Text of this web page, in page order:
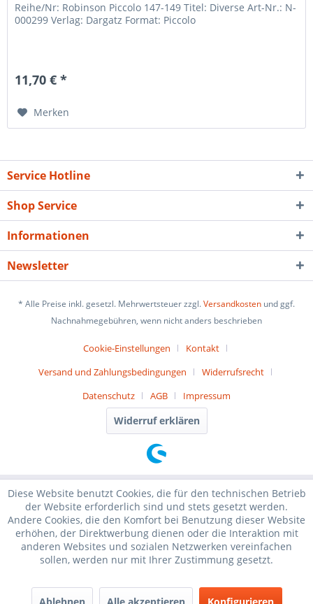
Reihe/Nr: Robinson Piccolo 147-149 Titel: Diverse Art-Nr.: N-
000299 Verlag: Dargatz Format: Piccolo
11,70 € *
Merken
Service Hotline
Shop Service
Informationen
Newsletter
* Alle Preise inkl. gesetzl. Mehrwertsteuer zzgl.Versandkosten und ggf.
Nachnahmegebühren, wenn nicht anders beschrieben
Cookie-Einstellungen
Kontakt
Versand und Zahlungsbedingungen
Widerrufsrecht
Datenschutz
AGB Impressum
Widerruf erklären
Diese Website benutzt Cookies, die für den technischen Betrieb
der Website erforderlich sind und stets gesetzt werden.
Andere Cookies, die den Komfort bei Benutzung dieser Website
erhöhen, der Direktwerbung dienen oder die Interaktion mit
anderen Websites und sozialen Netzwerken vereinfachen
sollen, werden nur mit Ihrer Zustimmung gesetzt.